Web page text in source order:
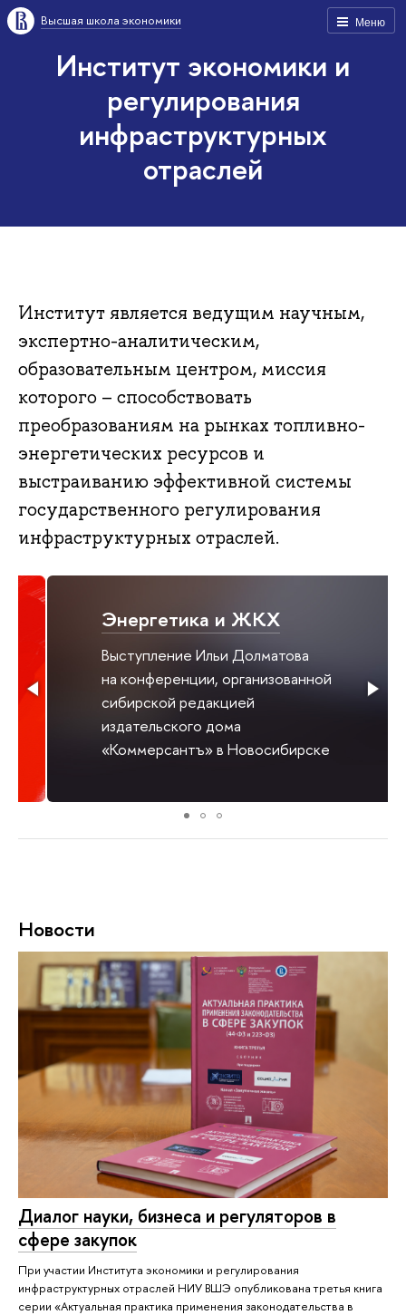
Меню
Высшая школа экономики
Институт экономики и
регулирования
инфраструктурных
отраслей
Институт является ведущим научным,
экспертно-аналитическим,
образовательным центром, миссия
которого – способствовать
преобразованиям на рынках топливно-
энергетических ресурсов и
выстраиванию эффективной системы
государственного регулирования
инфраструктурных отраслей.
Энергетика и ЖКХ
Выступление Ильи Долматова
на конференции, организованной
сибирской редакцией
издательского дома
«Коммерсантъ» в Новосибирске
Новости
Диалог науки, бизнеса и регуляторов в
сфере закупок
При участии Института экономики и регулирования
инфраструктурных отраслей НИУ ВШЭ опубликована третья книга
серии «Актуальная практика применения законодательства в